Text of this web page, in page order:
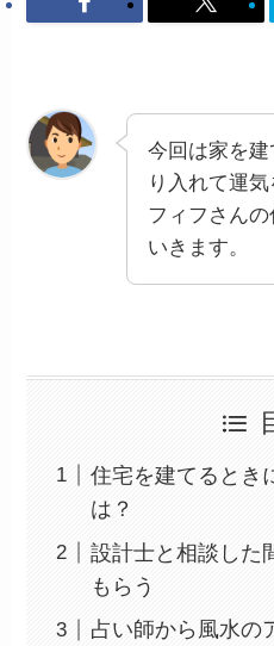
今回は家を
り入れて運
フィフさん
いきます。
住宅を建てるとき
は？
設計士と相談した
もらう
占い師から風水の